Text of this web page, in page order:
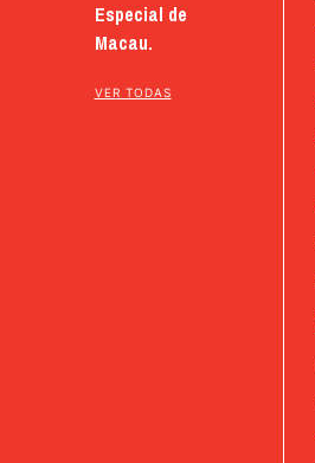
Especial de
Macau.
VER TODAS